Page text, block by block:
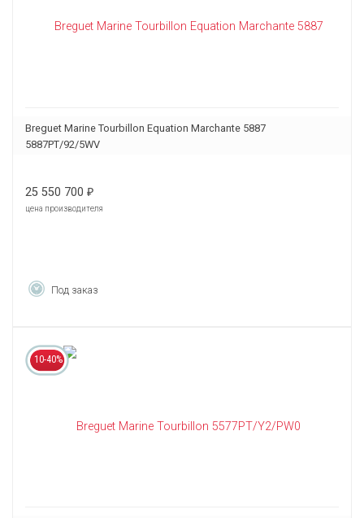
Breguet Marine Tourbillon Equation Marchante 5887
5887PT/92/5WV
25 550 700 ₽
цена производителя
Под заказ
10-40%